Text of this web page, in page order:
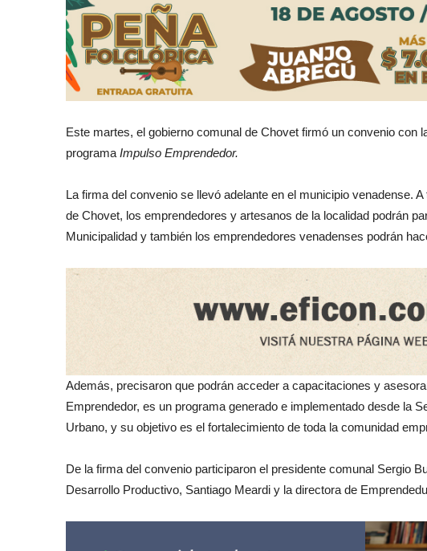
Este martes, el gobierno comunal de Chovet firmó un convenio con
programa Impulso Emprendedor.
La firma del convenio se llevó adelante en el municipio venadense.
de Chovet, los emprendedores y artesanos de la localidad podrán
Municipalidad y también los emprendedores venadenses podrán
Además, precisaron que podrán acceder a capacitaciones y
Emprendedor, es un programa generado e implementado desde la
Urbano, y su objetivo es el fortalecimiento de toda la comunidad
De la firma del convenio participaron el presidente comunal Sergio
Desarrollo Productivo, Santiago Meardi y la directora de